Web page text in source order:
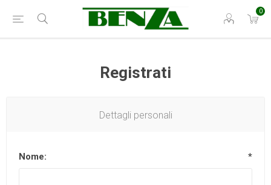
0
Registrati
Dettagli personali
Nome: *